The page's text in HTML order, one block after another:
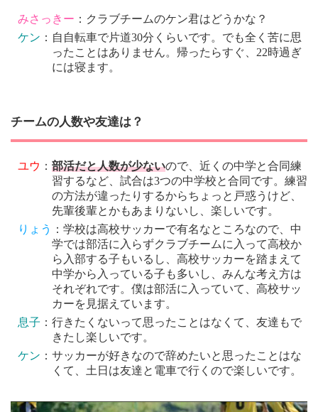
みさっきー ：クラブチームのケン君はどうかな？
ケン ：自自転車で片道30分くらいです。でも全く苦に思
ったことはありません。帰ったらすぐ、22時過ぎ
には寝ます。
チームの人数や友達は？
ユウ ： 部活だと人数が少ないので、近くの中学と合同練
習するなど、試合は3つの中学校と合同です。練習
の方法が違ったりするからちょっと戸惑うけど、
先輩後輩とかもあまりないし、楽しいです。
りょう
：学校は高校サッカーで有名なところなので、中
学では部活に入らずクラブチームに入って高校か
ら入部する子もいるし、高校サッカーを踏まえて
中学から入っている子も多いし、みんな考え方は
それぞれです。僕は部活に入っていて、高校サッ
カーを見据えています。
息子 ：行きたくないって思ったことはなくて、友達もで
きたし楽しいです。
ケン ：サッカーが好きなので辞めたいと思ったことはな
くて、土日は友達と電車で行くので楽しいです。